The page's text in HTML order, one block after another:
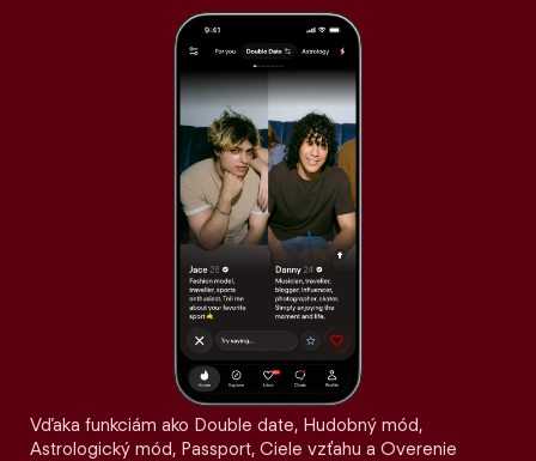
Vďaka funkciám ako Double date, Hudobný mód,
Astrologický mód, Passport, Ciele vzťahu a Overenie